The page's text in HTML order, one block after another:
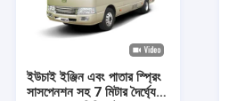
ইউচাই ইঞ্জিন এবং পাতার স্প্রিং
সাসপেনশন সহ 7 মিটার দৈর্ঘ্যের